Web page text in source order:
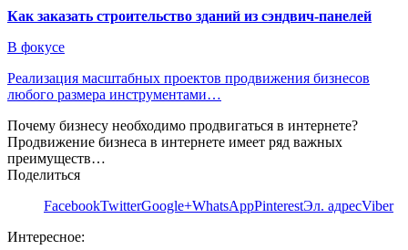
Как заказать строительство зданий из сэндвич-панелей
В фокусе
Реализация масштабных проектов продвижения бизнесов
любого размера инструментами…
Почему бизнесу необходимо продвигаться в интернете?
Продвижение бизнеса в интернете имеет ряд важных
преимуществ…
Поделиться
FacebookTwitterGoogle+WhatsAppPinterestЭл. адресViber
Интересное: